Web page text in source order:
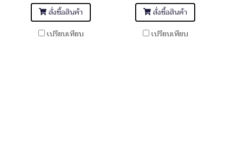
สั่งซื้อสินค้า
เปรียบเทียบ
สั่งซื้อสินค้า
เปรียบเทียบ